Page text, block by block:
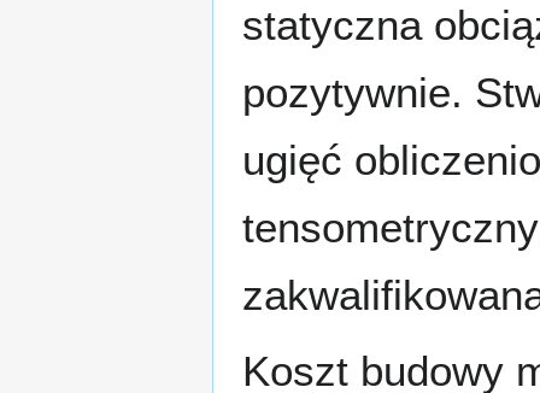
statyczna
pozytywnie.
ugięć
Koszt budowy